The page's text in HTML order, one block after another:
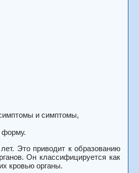
и симптомы,
форму.
Это приводит к образованию
Он классифицируется как
кровью органы.